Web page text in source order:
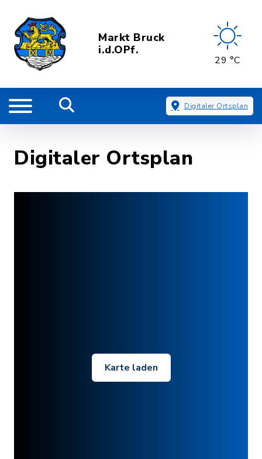
Markt Bruck
i.d.OPf.
29 °C
Digitaler Ortsplan
Digitaler Ortsplan
Karte laden